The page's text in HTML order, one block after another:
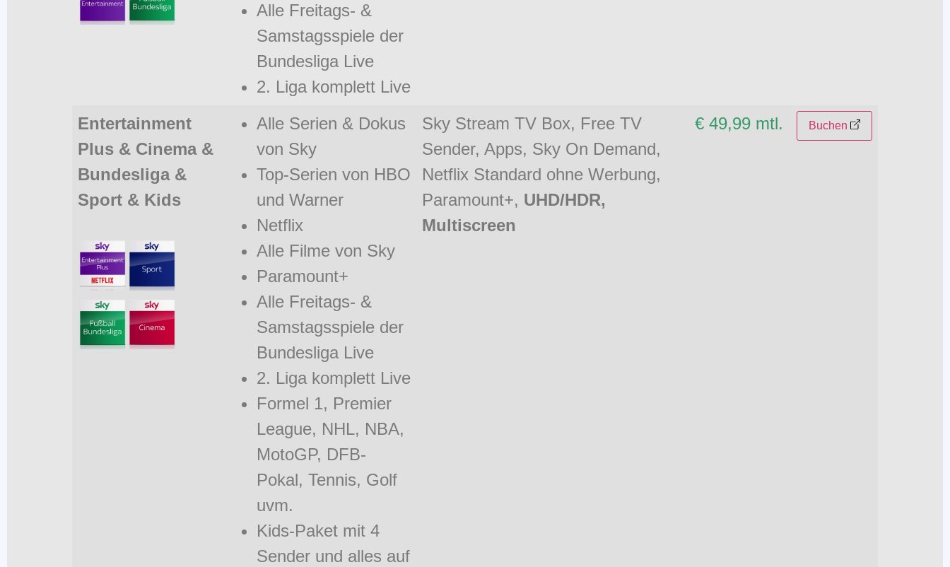
Alle Freitags- &
Samstagsspiele der
Bundesliga Live
2. Liga komplett Live
Entertainment
Plus & Cinema &
Bundesliga &
Sport & Kids
Alle Serien & Dokus
von Sky
Top-Serien von HBO
und Warner
Netflix
Alle Filme von Sky
Paramount+
Alle Freitags- &
Samstagsspiele der
Bundesliga Live
2. Liga komplett Live
Formel 1, Premier
League, NHL, NBA,
MotoGP, DFB-
Pokal, Tennis, Golf
uvm.
Kids-Paket mit 4
Sender und alles auf
Sky Stream TV Box, Free TV
Sender, Apps, Sky On Demand,
Netflix Standard ohne Werbung,
Paramount+, UHD/HDR,
Multiscreen
€ 49,99 mtl. Buchen